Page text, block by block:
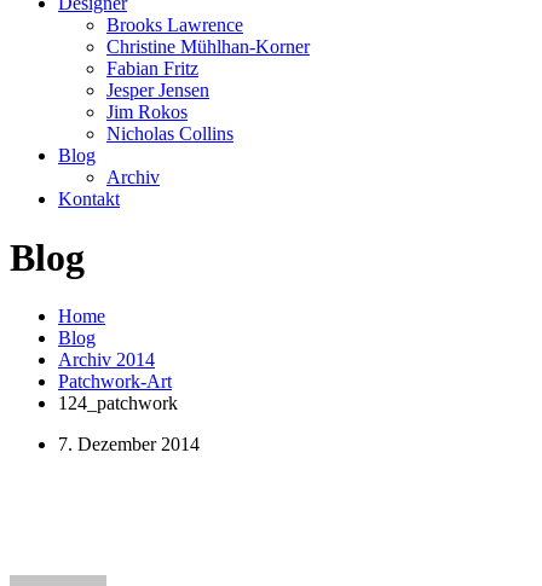
Brooks Lawrence
Christine Mühlhan-Korner
Fabian Fritz
Jesper Jensen
Jim Rokos
Nicholas Collins
Blog
Archiv
Kontakt
Blog
Home
Blog
Archiv 2014
Patchwork-Art
124_patchwork
7. Dezember 2014